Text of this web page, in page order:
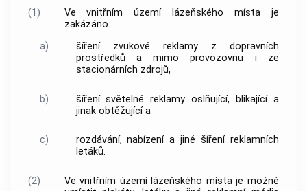
(1) Ve vnitřním území lázeňského místa je
zakázáno
a)
šíření zvukové reklamy z dopravních
prostředků a mimo provozovnu i ze
stacionárních zdrojů,
b)
šíření světelné reklamy oslňující, blikající a
jinak obtěžující a
c)
rozdávání, nabízení a jiné šíření reklamních
letáků.
(2) Ve vnitřním území lázeňského místaje možné